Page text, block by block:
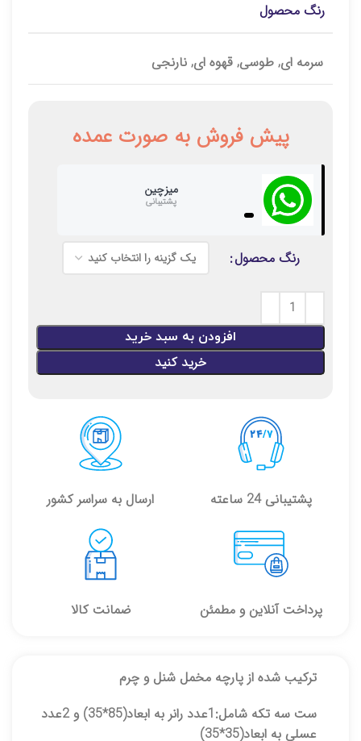
رنگ محصول
سرمه ای, طوسی, قهوه ای, نارنجی
پیش فروش به صورت عمده
میزچین
پشتیبانی
رنگ محصول
افزودن به سبد خرید
خرید کنید
پشتیبانی 24 ساعته ارسال به سراسر کشور
پرداخت آنلاین و مطمئن ضمانت کالا
ترکیب شده از پارچه مخمل شنل و چرم
ست سه تکه شامل:1عدد رانر به ابعاد(85*35) و 2عدد
عسلی به ابعاد(35*35)